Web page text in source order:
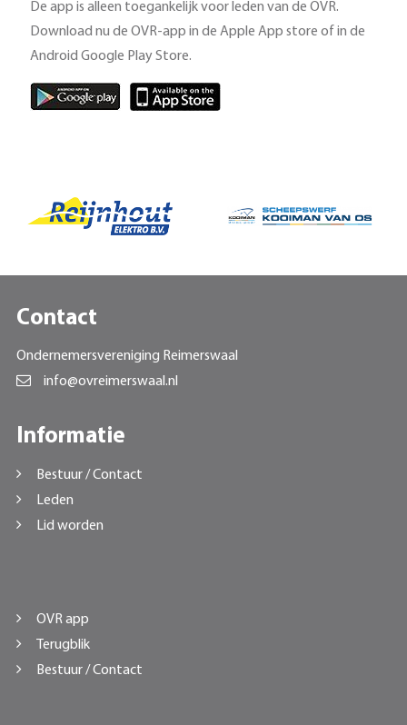
De app is alleen toegankelijk voor leden van de OVR.
Download nu de OVR-app in de Apple App store of in de
Android Google Play Store.
Contact
Ondernemersvereniging Reimerswaal
info@ovreimerswaal.nl
Informatie
Bestuur / Contact
Leden
Lid worden
OVR app
Terugblik
Bestuur / Contact